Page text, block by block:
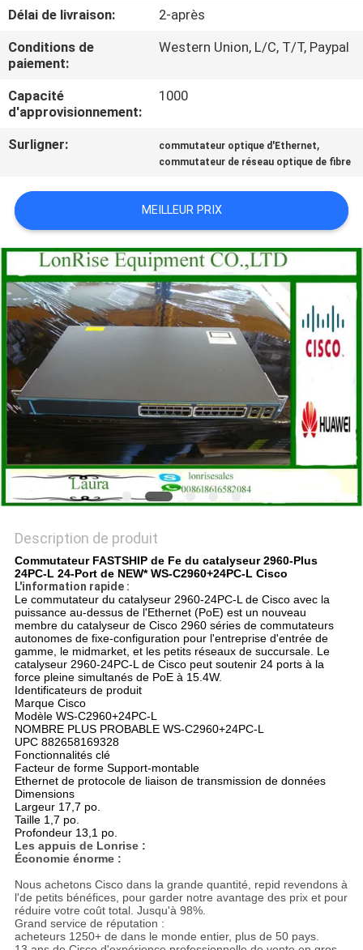
CONTRÔLE
DE
LA
QUALITÉ
CONTACTER
NOUVELLES
LES
AFFAIRES
PLAN
DU
SITE
POLITIQUE
DE
CONFIDENTIALITÉ
Délai de livraison:
2-après
Conditions de
paiement:
Western Union, L/C, T/T, Paypal
Capacité
d'approvisionnement:
1000
Surligner: commutateur optique d'Ethernet,
commutateur de réseau optique de fibre
MEILLEUR PRIX
Description de produit
Commutateur FASTSHIP de Fe du catalyseur 2960-Plus
24PC-L 24-Port de NEW* WS-C2960+24PC-L Cisco
L'information rapide :
Le commutateur du catalyseur 2960-24PC-L de Cisco avec la
puissance au-dessus de l'Ethernet (PoE) est un nouveau
membre du catalyseur de Cisco 2960 séries de commutateurs
autonomes de fixe-configuration pour l'entreprise d'entrée de
gamme, le midmarket, et les petits réseaux de succursale. Le
catalyseur 2960-24PC-L de Cisco peut soutenir 24 ports à la
force pleine simultanés de PoE à 15.4W.
Identificateurs de produit
Marque Cisco
Modèle WS-C2960+24PC-L
NOMBRE PLUS PROBABLE WS-C2960+24PC-L
UPC 882658169328
Fonctionnalités clé
Facteur de forme Support-montable
Ethernet de protocole de liaison de transmission de données
Dimensions
Largeur 17,7 po.
Taille 1,7 po.
Profondeur 13,1 po.
Les appuis de Lonrise :
Économie énorme :
Nous achetons Cisco dans la grande quantité, repid revendons à
l'de petits bénéfices, pour garder notre avantage des prix et pour
réduire votre coût total. Jusqu'à 98%.
Grand service de réputation :
acheteurs 1250+ de dans le monde entier, plus de 50 pays.